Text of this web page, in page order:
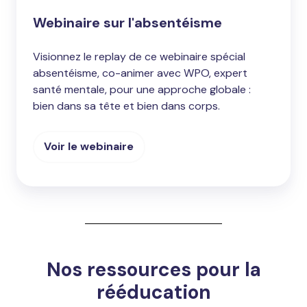
Webinaire sur l'absentéisme
Visionnez le replay de ce webinaire spécial
absentéisme, co-animer avec WPO, expert
santé mentale, pour une approche globale :
bien dans sa tête et bien dans corps.
Voir le webinaire
Nos ressources pour la
rééducation